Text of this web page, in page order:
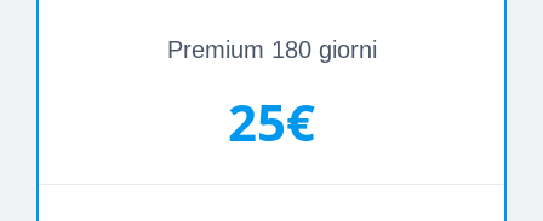
Premium 180 giorni
25€